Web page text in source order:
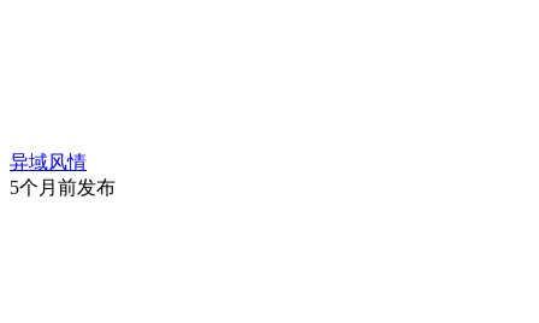
异域风情
5个月前发布